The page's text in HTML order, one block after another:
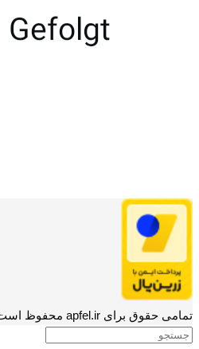
تمامی حقوق برای apfel.ir محفوظ است.